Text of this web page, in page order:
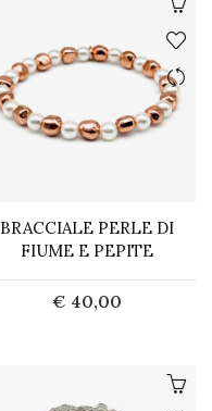
BRACCIALE PERLE DI
FIUME E PEPITE
€ 40,00